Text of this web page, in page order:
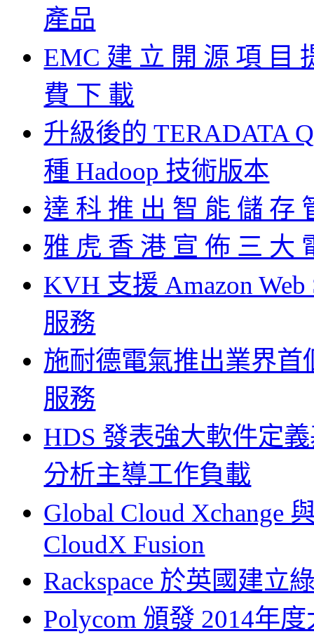
產品
EMC 建 立 開 源 項 目
費 下 載
升級後的 TERADATA
種 Hadoop 技術版本
達 科 推 出 智 能 儲 存
雅 虎 香 港 宣 佈 三 大
KVH 支援 Amazon Web
服務
施耐德電氣推出業界
服務
HDS 發表強大軟件定
分析主導工作負載
Global Cloud Xchange
CloudX Fusion
Rackspace 於英國建立
Polycom 頒發 2014年